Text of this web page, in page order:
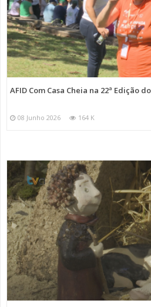
AFID Com Casa Cheia na 22ª Edição
08 Junho 2026 164 K